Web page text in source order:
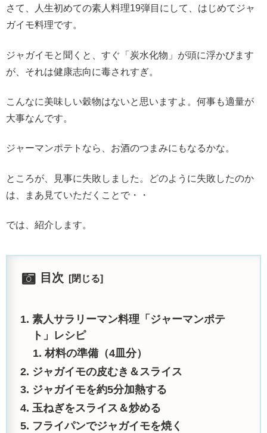
さて、人生初めての素人料理19弾目にして、はじめてジャ
ガイモ料理です。
ジャガイモと聞くと、すぐ「炭水化物」が頭に浮かびます
が、それは健康志向に毒されすぎ。
こんなに美味しい穀物はないと思いますよ。何事も適量が
大事なんです。
ジャーマンポテトなら、お酒のつまみにもなるかな。
ところが、見事に失敗しました。どのように失敗したのか
は、まあ見ていただくことで・・
では、紹介します。
目次
素人サラリーマン料理「ジャーマンポテ
ト」レシピ
材料の準備（4皿分）
ジャガイモの皮むき＆スライス
ジャガイモを約5分加熱する
玉ねぎをスライス＆炒める
フライパンでジャガイモを焼く